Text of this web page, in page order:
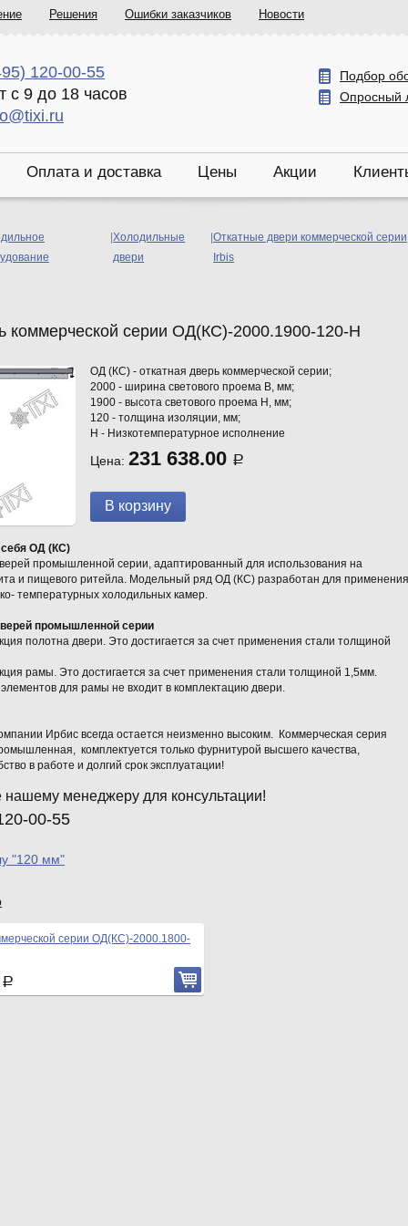
Решения Ошибки заказчиков Новости
120-00-55
с 9 до 18 часов
Подбор
Опросный
Оплата и доставка Цены Акции
|Холодильные
двери
|Откатные двери коммерческой серии
Irbis
коммерческой серии ОД(КС)-2000.1900-120-Н
ОД (КС) - откатная дверь коммерческой серии;
2000 - ширина светового проема В, мм;
1900 - высота светового проема Н, мм;
120 - толщина изоляции, мм;
Н - Низкотемпературное исполнение
Цена: 231 638.00 Р
себя ОД (КС)
промышленной серии, адаптированный для использования на
и пищевого ритейла. Модельный ряд ОД (КС) разработан для
температурных холодильных камер.
промышленной серии
полотна двери. Это достигается за счет применения стали толщиной
рамы. Это достигается за счет применения стали толщиной 1,5мм.
для рамы не входит в комплектацию двери.
Ирбис всегда остается неизменно высоким. Коммерческая серия
комплектуется только фурнитурой высшего качества,
в работе и долгий срок эксплуатации!
нашему менеджеру для консультации!
00-55
"120 мм"
серии ОД(КС)-2000.1800-
Р